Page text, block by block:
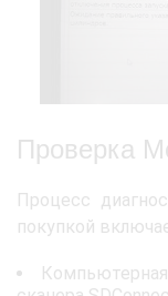
Проверка
Процесс
покупкой